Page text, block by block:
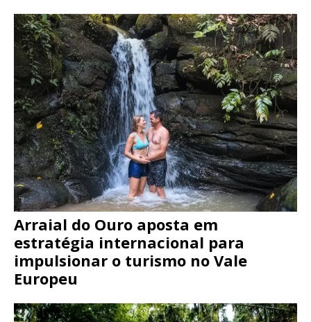
Arraial do Ouro aposta em
estratégia internacional para
impulsionar o turismo no Vale
Europeu